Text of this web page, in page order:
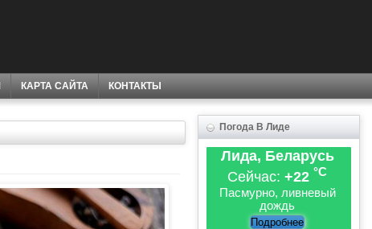
КАРТА САЙТА КОНТАКТЫ
Погода В Лиде
Лида, Беларусь
Сейчас: +22 °C
Пасмурно, ливневый
дождь
Подробнее